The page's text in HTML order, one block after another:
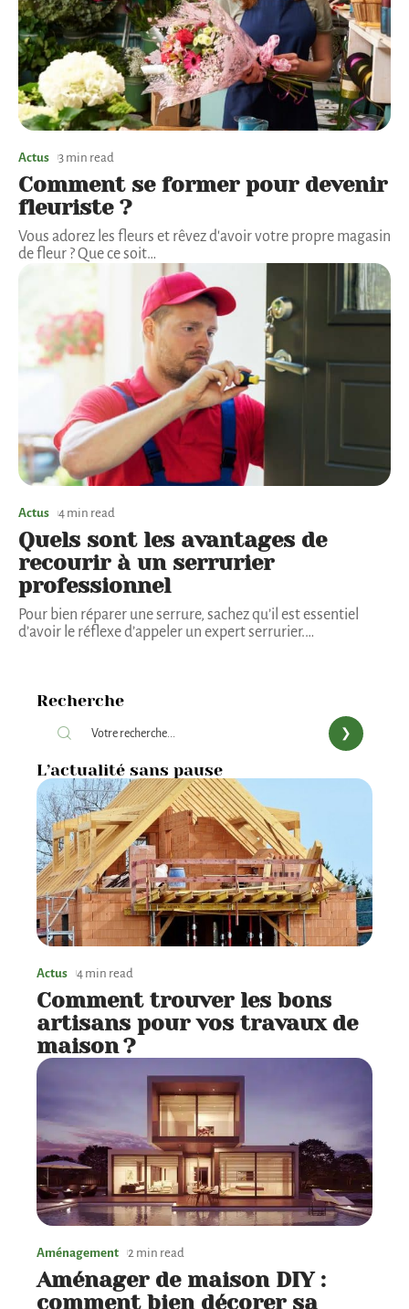
Actus 3 min read
Comment se former pour devenir
fleuriste ?
Vous adorez les fleurs et rêvez d'avoir votre propre magasin
de fleur ? Que ce soit…
Actus 4 min read
Quels sont les avantages de
recourir à un serrurier
professionnel
Pour bien réparer une serrure, sachez qu’il est essentiel
d’avoir le réflexe d’appeler un expert serrurier.…
Recherche
L’actualité sans pause
Actus 4 min read
Comment trouver les bons
artisans pour vos travaux de
maison ?
Aménagement 2 min read
Aménager de maison DIY :
comment bien décorer sa